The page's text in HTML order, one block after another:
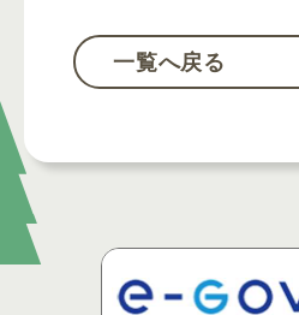
一覧へ戻る